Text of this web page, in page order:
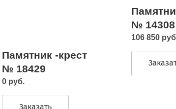
Памятник -крест
№ 18429
0 руб.
Заказать
№ 14308
106 850